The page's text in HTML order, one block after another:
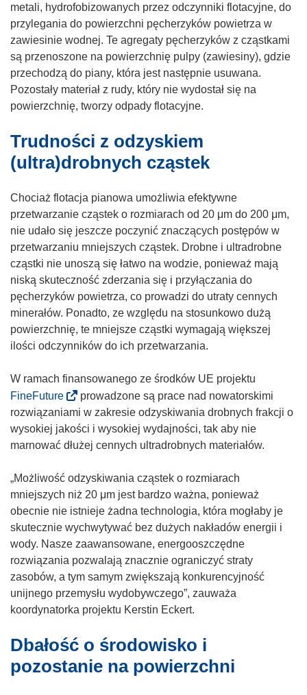
metali, hydrofobizowanych przez odczynniki flotacyjne, do
przylegania do powierzchni pęcherzyków powietrza w
zawiesinie wodnej. Te agregaty pęcherzyków z cząstkami
są przenoszone na powierzchnię pulpy (zawiesiny), gdzie
przechodzą do piany, która jest następnie usuwana.
Pozostały materiał z rudy, który nie wydostał się na
powierzchnię, tworzy odpady flotacyjne.
Trudności z odzyskiem
(ultra)drobnych cząstek
Chociaż flotacja pianowa umożliwia efektywne
przetwarzanie cząstek o rozmiarach od 20 μm do 200 μm,
nie udało się jeszcze poczynić znaczących postępów w
przetwarzaniu mniejszych cząstek. Drobne i ultradrobne
cząstki nie unoszą się łatwo na wodzie, ponieważ mają
niską skuteczność zderzania się i przyłączania do
pęcherzyków powietrza, co prowadzi do utraty cennych
minerałów. Ponadto, ze względu na stosunkowo dużą
powierzchnię, te mniejsze cząstki wymagają większej
ilości odczynników do ich przetwarzania.
W ramach finansowanego ze środków UE projektu
FineFuture(
o
d
n
ś
n
i
k
o
t
w
o
r
y
i
prowadzone są prace nad nowatorskimi
rozwiązaniami w zakresie odzyskiwania drobnych frakcji o
wysokiej jakości i wysokiej wydajności, tak aby nie
marnować dłużej cennych ultradrobnych materiałów.
„Możliwość odzyskiwania cząstek o rozmiarach
mniejszych niż 20 μm jest bardzo ważna, ponieważ
obecnie nie istnieje żadna technologia, która mogłaby je
skutecznie wychwytywać bez dużych nakładów energii i
wody. Nasze zaawansowane, energooszczędne
rozwiązania pozwalają znacznie ograniczyć straty
zasobów, a tym samym zwiększają konkurencyjność
unijnego przemysłu wydobywczego”, zauważa
koordynatorka projektu Kerstin Eckert.
Dbałość o środowisko i
pozostanie na powierzchni